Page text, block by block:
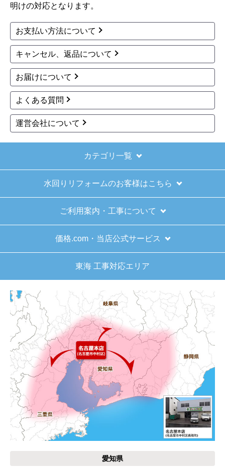
明けの対応となります。
お支払い方法について
キャンセル、返品について
お届けについて
よくある質問
運営会社について
カテゴリ一覧
水回りリフォームのお客様はこちら
ご利用案内・工事について
価格.com・当店公式サービス
東海 工事対応エリア
愛知県